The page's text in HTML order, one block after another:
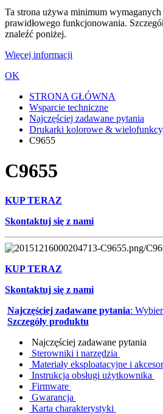
Ta strona używa minimum
prawidłowego funkcjonowania.
znaleźć poniżej.
Więcej informacji
OK
STRONA GŁÓWNA
Wsparcie techniczne
Najczęściej zadawane pytania
Drukarki kolorowe &
C9655
C9655
KUP TERAZ
Skontaktuj się z nami
KUP TERAZ
Skontaktuj się z nami
Najczęściej zadawane pytania:
Szczegóły produktu
Najczęściej zadawane pytania
Sterowniki i narzędzia
Materiały eksploatacyjne i
Instrukcja obsługi użytkownika
Firmware
Gwarancja
Karta charakterystyki